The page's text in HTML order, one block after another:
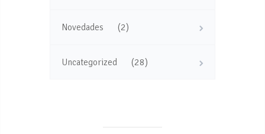
Novedades (2)
Uncategorized (28)